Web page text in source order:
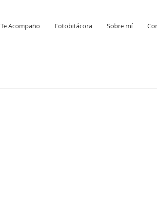
Te Acompaño Fotobitácora Sobre mí